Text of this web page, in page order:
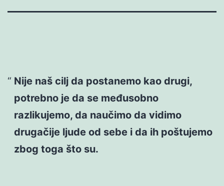
Nije naš cilj da postanemo kao drugi,
potrebno je da se međusobno
razlikujemo, da naučimo da vidimo
drugačije ljude od sebe i da ih poštujemo
zbog toga što su.